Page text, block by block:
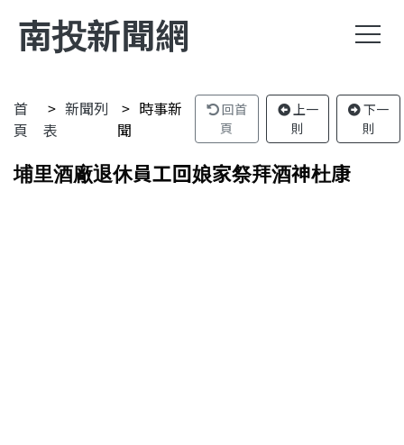
南投新聞網
首
頁
新聞列
表
時事新
聞
回首
頁
上一
則
下一
則
埔里酒廠退休員工回娘家祭拜酒神杜康